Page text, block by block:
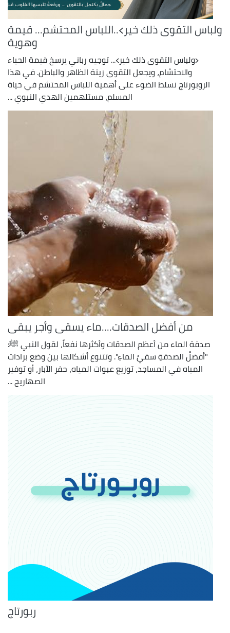
ولباس التقوى ذلك خير﴾..اللباس المحتشم... قيمة
وهوية
﴿ولباس التقوى ذلك خير﴾... توجيه رباني يرسخ قيمة الحياء
والاحتشام، ويجعل التقوى زينة الظاهر والباطن. في هذا
الروبورتاج نسلط الضوء على أهمية اللباس المحتشم في حياة
المسلم، مستلهمين الهدي النبوي ...
من أفضل الصدقات....ماء يسقى وأجر يبقى
صدقة الماء من أعظم الصدقات وأكثرها نفعاً، لقول النبي ﷺ:
"أفضلُ الصدقةِ سقيُ الماءِ". وتتنوع أشكالها بين وضع برادات
المياه في المساجد، توزيع عبوات المياه، حفر الآبار، أو توفير
الصهاريج ...
ربورتاج